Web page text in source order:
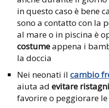
in questo caso è bene
sono a contatto con la
al mare o in piscina è
costumeappena i
la doccia
Nei neonati il cambio
aiuta ad evitare
favorire o peggiorare